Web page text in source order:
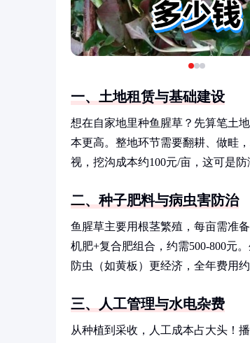
一、土地租赁与基础建设
想在自家地里种鱼腥草？先算笔土
本更高。整地环节需要翻耕、做畦
视，挖沟成本约100元/亩，这可是防
二、种子肥料与病虫害防治
鱼腥草主要用根茎繁殖，每亩需准
机肥+复合肥组合，约需500-800元
防虫（如黄板）更经济，全年费用约
三、人工管理与水电杂费
从种植到采收，人工成本占大头！